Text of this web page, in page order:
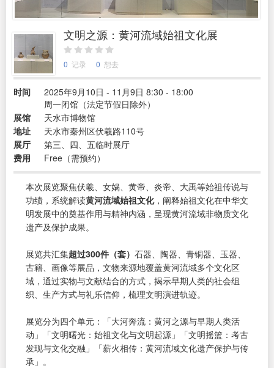
文明之源：黄河流域始祖文化展
0 记录 0 想去
时间
2025年9月10日 - 11月9日 8:30 - 18:00
周一闭馆（法定节假日除外）
展馆
天水市博物馆
地址
天水市秦州区伏羲路110号
展厅
第三、四、五临时展厅
费用
Free（需预约）
本次展览聚焦伏羲、女娲、黄帝、炎帝、大禹等始祖传说与
功绩，系统解读黄河流域始祖文化，阐释始祖文化在中华文
明发展中的奠基作用与精神内涵，呈现黄河流域非物质文化
遗产及保护成果。
展览共汇集超过300件（套） 石器、陶器、青铜器、玉器、
古籍、画像等展品，文物来源地覆盖黄河流域多个文化区
域，通过实物与文献结合的方式，揭示早期人类的社会组
织、生产方式与礼乐信仰，梳理文明演进轨迹。
展览分为四个单元：「大河奔流：黄河之源与早期人类活
动」「文明曙光：始祖文化与文明起源」「文明摇篮：考古
发现与文化交融」「薪火相传：黄河流域文化遗产保护与传
承」。